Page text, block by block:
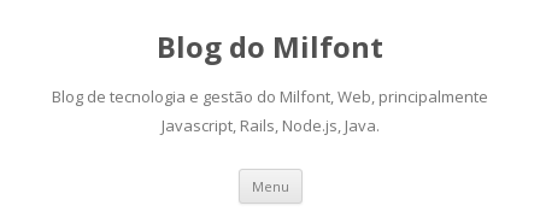
Blog do Milfont
Blog de tecnologia e gestão do Milfont, Web, principalmente
Javascript, Rails, Node.js, Java.
Menu Skip
content